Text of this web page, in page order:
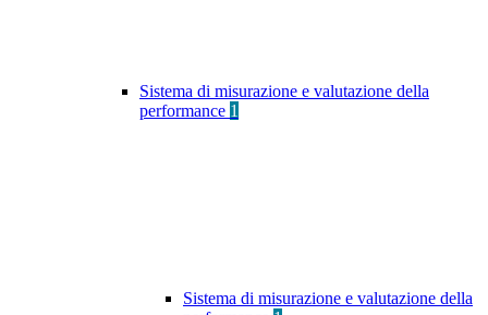
Sistema di misurazione e valutazione della
performance 1
Sistema di misurazione e valutazione della